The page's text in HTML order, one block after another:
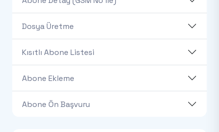
Dosya Üretme
Kısıtlı Abone Listesi
Abone Ekleme
Abone Ön Başvuru